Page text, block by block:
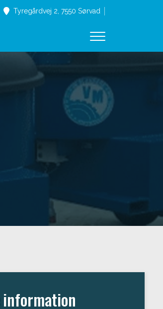
Tyregårdvej 2, 7550 Sørvad
information